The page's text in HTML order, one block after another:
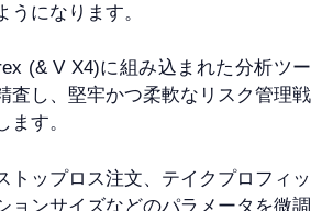
うになります。
(& V X4)に組み込まれた分析ツー
査し、堅牢かつ柔軟なリスク管理戦
ます。
トップロス注文、テイクプロフィッ
ョンサイズなどのパラメータを微調